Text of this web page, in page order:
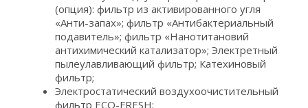
(опция): фильтр из активированного угля
«Анти-запах»; фильтр «Антибактериальный
подавитель»; фильтр «Нанотитановий
антихимический катализатор»; Электретный
пылеулавливающий фильтр; Катехиновый
фильтр;
Электростатический воздухоочистительный
фильтр ЕСО-FRESH;